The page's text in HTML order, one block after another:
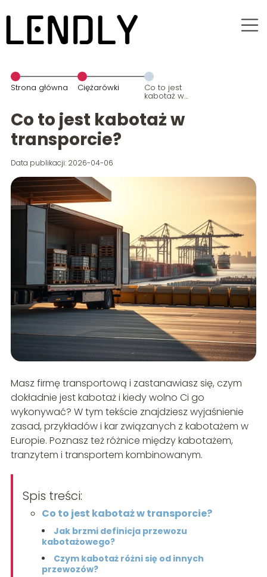
Strona główna Ciężarówki Co to jest
kabotaż w
Co to jest kabotaż w
transporcie?
Data publikacji: 2026-04-06
Masz firmę transportową i zastanawiasz się, czym
dokładnie jest kabotaż i kiedy wolno Ci go
wykonywać? W tym tekście znajdziesz wyjaśnienie
zasad, przykładów i kar związanych z kabotażem w
Europie. Poznasz też różnice między kabotażem,
tranzytem i transportem kombinowanym.
Spis treści:
Co to jest kabotaż w transporcie?
Jak brzmi definicja przewozu
kabotażowego?
Czym kabotaż różni się od innych
przewozów?